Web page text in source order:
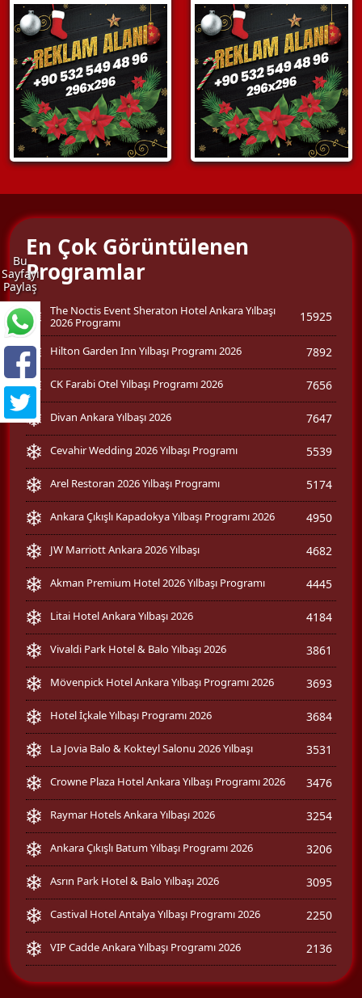
Bu
Sayfayı
Paylaş
En Çok Görüntülenen
Programlar
The Noctis Event Sheraton Hotel Ankara Yılbaşı
2026 Programı
15925
Hilton Garden Inn Yılbaşı Programı 2026 7892
CK Farabi Otel Yılbaşı Programı 2026 7656
Divan Ankara Yılbaşı 2026 7647
Cevahir Wedding 2026 Yılbaşı Programı 5539
Arel Restoran 2026 Yılbaşı Programı 5174
Ankara Çıkışlı Kapadokya Yılbaşı Programı 2026 4950
JW Marriott Ankara 2026 Yılbaşı 4682
Akman Premium Hotel 2026 Yılbaşı Programı 4445
Litai Hotel Ankara Yılbaşı 2026 4184
Vivaldi Park Hotel & Balo Yılbaşı 2026 3861
Mövenpick Hotel Ankara Yılbaşı Programı 2026 3693
Hotel İçkale Yılbaşı Programı 2026 3684
La Jovia Balo & Kokteyl Salonu 2026 Yılbaşı 3531
Crowne Plaza Hotel Ankara Yılbaşı Programı 2026 3476
Raymar Hotels Ankara Yılbaşı 2026 3254
Ankara Çıkışlı Batum Yılbaşı Programı 2026 3206
Asrın Park Hotel & Balo Yılbaşı 2026 3095
Castival Hotel Antalya Yılbaşı Programı 2026 2250
VIP Cadde Ankara Yılbaşı Programı 2026 2136